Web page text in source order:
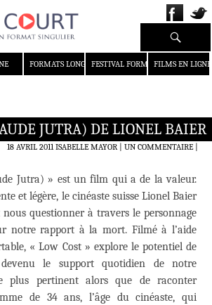
FORMATS LONGS FESTIVAL FORMAT COURT
FILMS EN LIGNE
Recherche
JUTRA) DE LIONEL BAIER
18 AVRIL 2011 ISABELLE MAYOR UN COMMENTAIRE|
Jutra) » est un film qui a de la valeur.
et légère, le cinéaste suisse Lionel Baier
questionner à travers le personnage
notre rapport à la mort. Filmé à l’aide
« Low Cost » explore le potentiel de
le support quotidien de notre
plus pertinent alors que de raconter
de 34 ans, l’âge du cinéaste, qui